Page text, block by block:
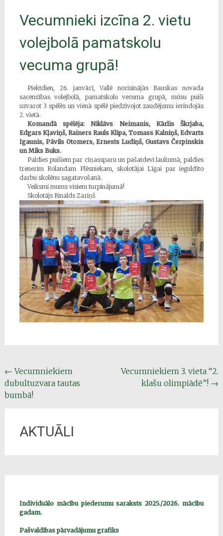
Vecumnieki izcīna 2. vietu
volejbolā pamatskolu
vecuma grupā!
Piektdien, 26. janvārī, Vallē norisinājās Bauskas novada
sacensības volejbolā, pamatskolu vecuma grupā, mūsu puiši
uzvarot 3 spēlēs un vienā spēlē piedzīvojot zaudējumu ierindojās
2. vietā.
Komandā spēlēja: Niklāvs Neimanis, Kārlis Škrjaba,
Edgars Kļaviņš, Rainers Rauls Klipa, Tomass Kalniņš, Edvarts
Igaunis, Pāvils Otomers, Ernests Ludiņš, Gustavs Čerpinskis
un Miks Buks.
Paldies puišiem par cīņassparu un pašatdevi laukumā, paldies
trenerim Rolandam Plēsniekam, skolotājai Līgai par ieguldīto
darbu skolēnu sagatavošanā.
Veiksmi mums visiem turpinājumā!
Skolotājs Rinalds Zariņš
Post
navigation
← Vecumniekiem
dubultuzvara tautas
bumbā!
Vecumniekiem 3. vieta “2.
klašu olimpiādē”! →
AKTUĀLI
Individuālo mācību piederumu saraksts 2025./2026. mācību
gadam.
Pašvaldības pārvadājumu grafiks